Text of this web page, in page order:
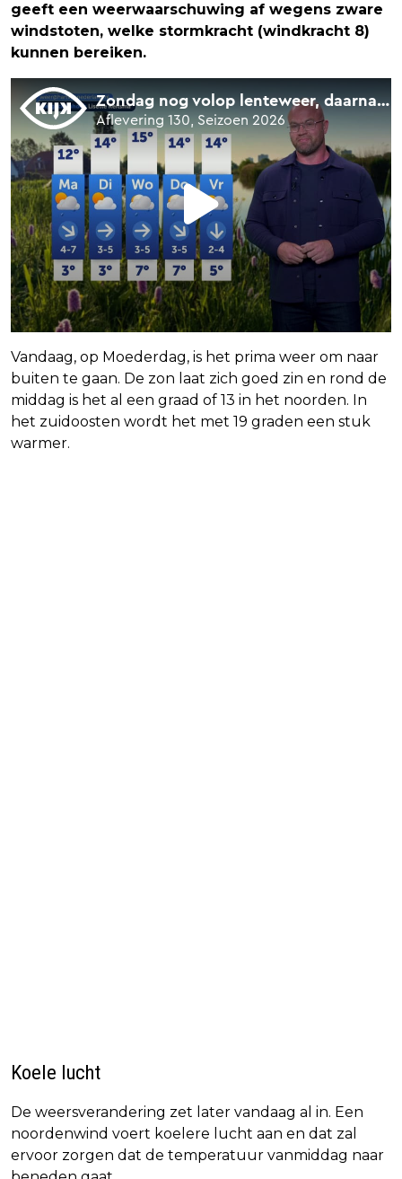
geeft een weerwaarschuwing af wegens zware
windstoten, welke stormkracht (windkracht 8)
kunnen bereiken.
Vandaag, op Moederdag, is het prima weer om naar
buiten te gaan. De zon laat zich goed zin en rond de
middag is het al een graad of 13 in het noorden. In
het zuidoosten wordt het met 19 graden een stuk
warmer.
Koele lucht
De weersverandering zet later vandaag al in. Een
noordenwind voert koelere lucht aan en dat zal
ervoor zorgen dat de temperatuur vanmiddag naar